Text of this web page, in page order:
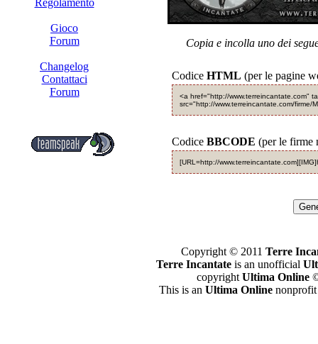
Regolamento
Gioco
Forum
Changelog
Contattaci
Forum
Copia e incolla uno dei
Codice HTML (per le pagine
<a href="http://www.terreincantate.com"
src="http://www.terreincantate.com/
Codice BBCODE (per le firme
[URL=http://
Copyright © 2011 Terre
Terre Incantate is an unofficial
copyright Ultima Online©
This is an Ultima Online